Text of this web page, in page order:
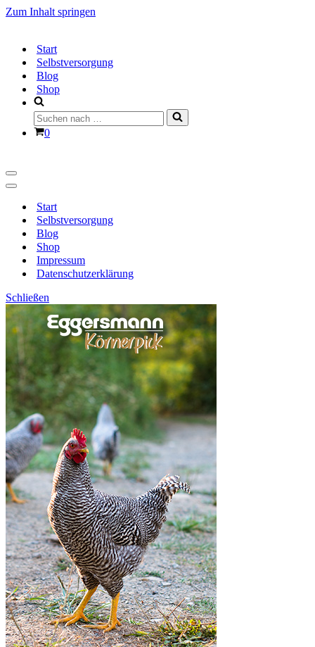
Zum Inhalt springen
Start
Selbstversorgung
Blog
Shop
Suchen
nach …
Warenkorb
0
Navigationsmenü
Navigationsmenü
Start
Selbstversorgung
Blog
Shop
Impressum
Datenschutzerklärung
Schließen